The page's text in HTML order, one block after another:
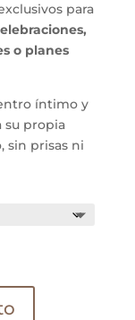
para
o planes
íntimo y
su propia
sin prisas ni